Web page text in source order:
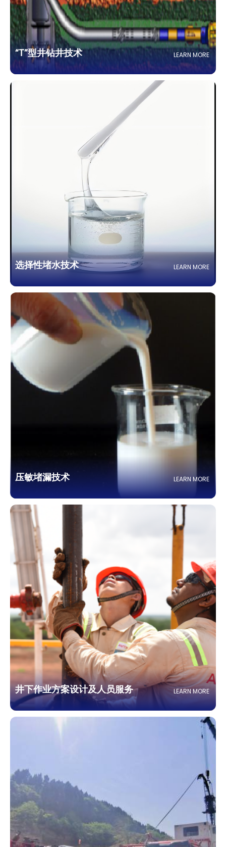
“T”型井钻井技术 LEARN MORE
选择性堵水技术 LEARN MORE
压敏堵漏技术 LEARN MORE
井下作业方案设计及人员服务 LEARN MORE